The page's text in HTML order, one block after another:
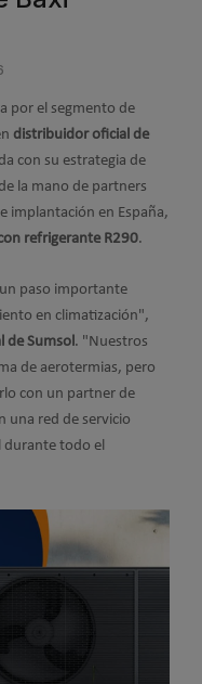
por el segmento de
distribuidor oficial de
con su estrategia de
la mano de partners
implantación en España,
refrigerante R290.
paso importante
en climatización",
Sumsol . "Nuestros
de aerotermias, pero
con un partner de
una red de servicio
durante todo el